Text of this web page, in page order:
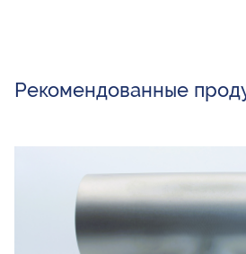
Рекомендованные